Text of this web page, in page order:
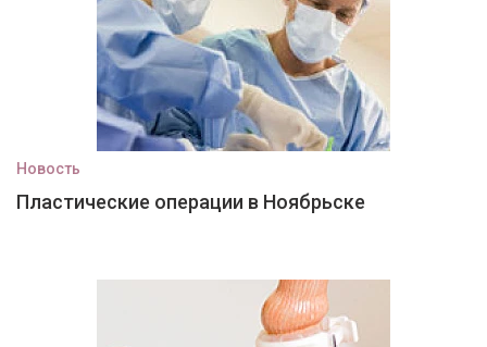
Новость
Пластические операции в Ноябрьске